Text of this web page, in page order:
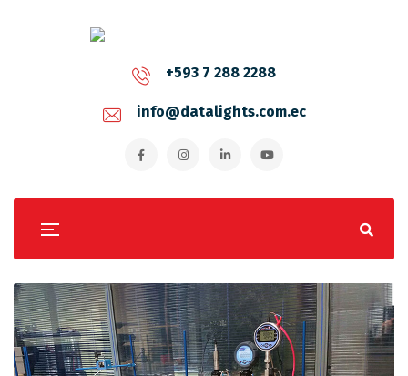
+593 7 288 2288
info@datalights.com.ec